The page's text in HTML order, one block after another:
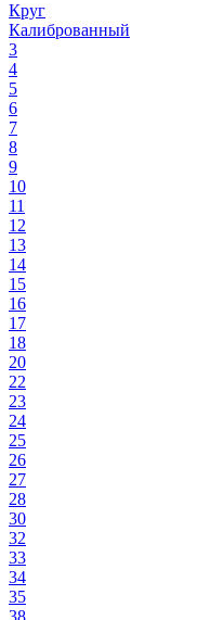
Круг
Калиброванный
3
4
5
6
7
8
9
10
11
12
13
14
15
16
17
18
20
22
23
24
25
26
27
28
30
32
33
34
35
38